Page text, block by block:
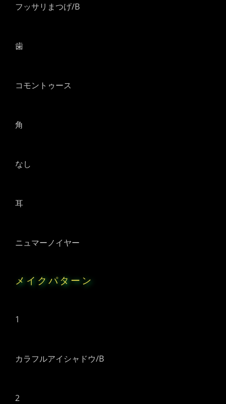
フッサリまつげ/B
歯
コモントゥース
角
なし
耳
ニュマーノイヤー
メイクパターン
1
カラフルアイシャドウ/B
2